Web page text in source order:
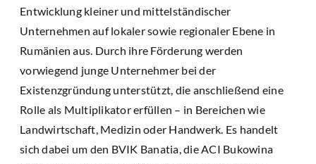
Entwicklung kleiner und mittelständischer
Unternehmen auf lokaler sowie regionaler Ebene in
Rumänien aus. Durch ihre Förderung werden
vorwiegend junge Unternehmer bei der
Existenzgründung unterstützt, die anschließend eine
Rolle als Multiplikator erfüllen – in Bereichen wie
Landwirtschaft, Medizin oder Handwerk. Es handelt
sich dabei um den BVIK Banatia, die ACI Bukowina